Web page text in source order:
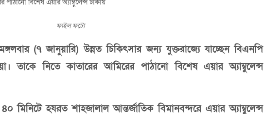
ফাইল ফটো
(৭ জানুয়ারি) উন্নত চিকিৎসার জন্য যুক্তরাজ্যে যাচ্ছেন বিএনপি
তাকে নিতে কাতারের আমিরের পাঠানো বিশেষ এয়ার অ্যাম্বুলেন্স
মিনিটে হযরত শাহজালাল আন্তর্জাতিক বিমানবন্দরে এয়ার অ্যাম্বুলেন্স